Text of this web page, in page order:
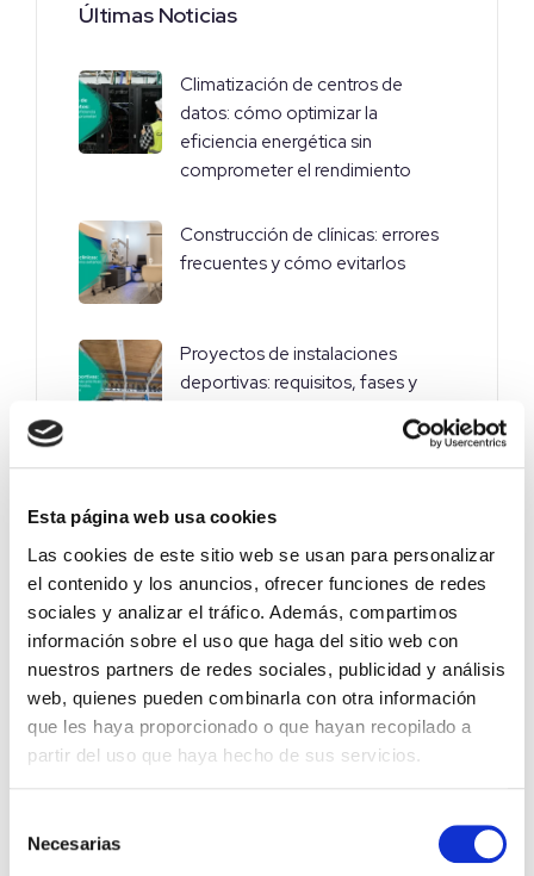
Esta página web usa cookies
Las cookies de este sitio web se usan para personalizar
el contenido y los anuncios, ofrecer funciones de redes
sociales y analizar el tráfico. Además, compartimos
información sobre el uso que haga del sitio web con
nuestros partners de redes sociales, publicidad y análisis
web, quienes pueden combinarla con otra información
que les haya proporcionado o que hayan recopilado a
partir del uso que haya hecho de sus servicios.
Necesarias
Últimas Noticias
Climatización de centros de
datos: cómo optimizar la
eficiencia energética sin
comprometer el rendimiento
Construcción de clínicas: errores
frecuentes y cómo evitarlos
Proyectos de instalaciones
deportivas: requisitos, fases y
espacios cómodos, eficientes y
funcionales
Ingeniería
Proyectos de climatización en
grandes espacios